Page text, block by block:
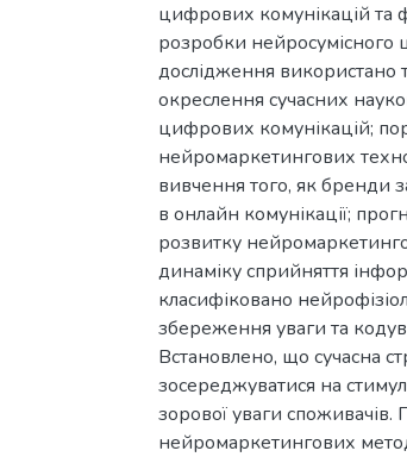
цифрових комунікацій
розробки нейросумісного
дослідження використано
окреслення сучасних
цифрових комунікацій;
нейромаркетингових
вивчення того, як бренди
в онлайн комунікації;
розвитку
динаміку сприйняття
класифіковано
збереження уваги та
Встановлено, що сучасна
зосереджуватися на
зорової уваги
нейромаркетингових